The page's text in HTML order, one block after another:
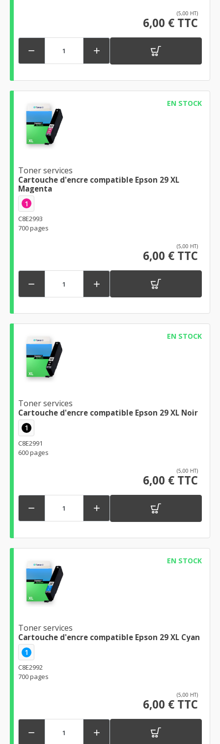
(5,00 HT)
6,00 € TTC
 
EN STOCK
Toner services
Cartouche d'encre compatible Epson 29 XL
Magenta
1
C8E2993
700 pages
(5,00 HT)
6,00 € TTC
 
EN STOCK
Toner services
Cartouche d'encre compatible Epson 29 XL Noir
1
C8E2991
600 pages
(5,00 HT)
6,00 € TTC
 
EN STOCK
Toner services
Cartouche d'encre compatible Epson 29 XL Cyan
1
C8E2992
700 pages
(5,00 HT)
6,00 € TTC
 